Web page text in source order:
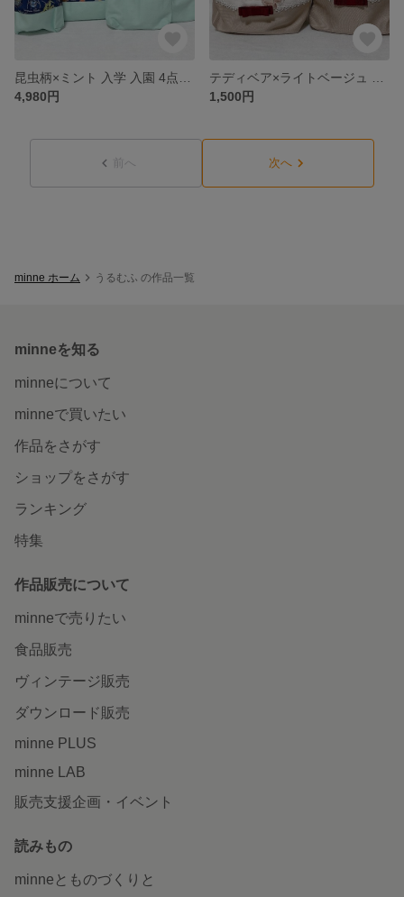
4,980円
1,500円
前へ 次へ
minne ホーム うるむふ の作品一覧
minneを知る
minneについて
minneで買いたい
作品をさがす
ショップをさがす
ランキング
特集
作品販売について
minneで売りたい
食品販売
ヴィンテージ販売
ダウンロード販売
minne PLUS
minne LAB
販売支援企画・イベント
読みもの
minneとものづくりと